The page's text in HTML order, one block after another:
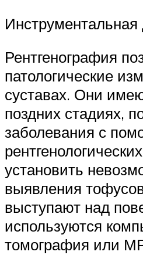
Инструментальная
Рентгенография
патологические
суставах. Они
поздних стадиях,
заболевания с
установить
выявления
выступают над
используются
томография или